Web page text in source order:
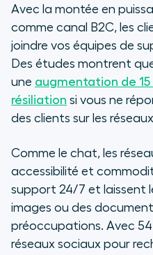
Avec la montée en
comme canal B2C, les
joindre vos équipes de
Des études montrent
une augmentation de
résiliation si vous ne
des clients sur les
Comme le chat, les
accessibilité et
support 24/7 et laissent
images ou des
préoccupations. Avec 54
réseaux sociaux pour